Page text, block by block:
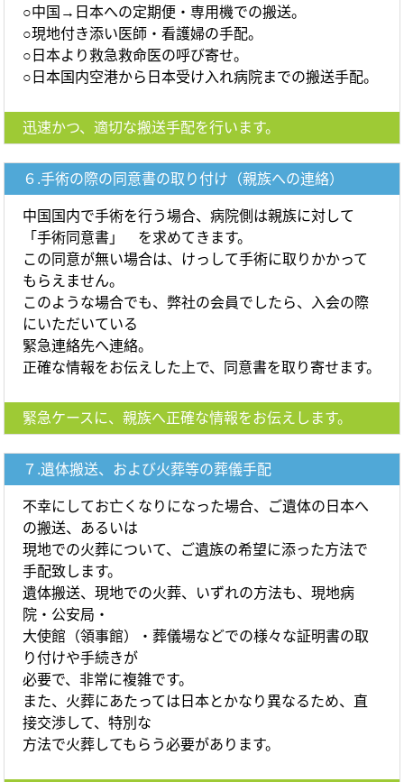
○中国→日本への定期便・専用機での搬送。
○現地付き添い医師・看護婦の手配。
○日本より救急救命医の呼び寄せ。
○日本国内空港から日本受け入れ病院までの搬送手配。
迅速かつ、適切な搬送手配を行います。
６.手術の際の同意書の取り付け（親族への連絡）
中国国内で手術を行う場合、病院側は親族に対して
「手術同意書」 を求めてきます。
この同意が無い場合は、けっして手術に取りかかって
もらえません。
このような場合でも、弊社の会員でしたら、入会の際
にいただいている
緊急連絡先へ連絡。
正確な情報をお伝えした上で、同意書を取り寄せます。
緊急ケースに、親族へ正確な情報をお伝えします。
７.遺体搬送、および火葬等の葬儀手配
不幸にしてお亡くなりになった場合、ご遺体の日本へ
の搬送、あるいは
現地での火葬について、ご遺族の希望に添った方法で
手配致します。
遺体搬送、現地での火葬、いずれの方法も、現地病
院・公安局・
大使館（領事館）・葬儀場などでの様々な証明書の取
り付けや手続きが
必要で、非常に複雑です。
また、火葬にあたっては日本とかなり異なるため、直
接交渉して、特別な
方法で火葬してもらう必要があります。